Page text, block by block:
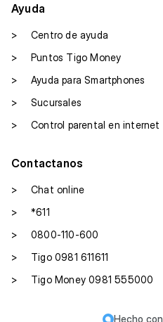
Ayuda
>
Centro de ayuda
>
Puntos Tigo Money
>
Ayuda para Smartphones
>
Sucursales
>
Control parental en internet
Contactanos
>
Chat online
>
*611
>
0800-110-600
>
Tigo 0981 611611
>
Tigo Money 0981 555000
Hecho con